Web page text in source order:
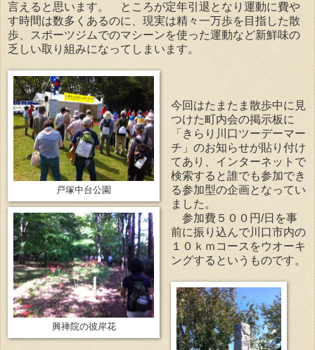
言えると思います。 ところが定年引退となり運動に費や
す時間は数多くあるのに、現実は精々一万歩を目指した散
歩、スポーツジムでのマシーンを使った運動など新鮮味の
乏しい取り組みになってしまいます。
戸塚中台公園
興禅院の彼岸花
今回はたまたま散歩中に見
つけた町内会の掲示板に
「きらり川口ツーデーマー
チ」のお知らせが貼り付け
てあり、インターネットで
検索すると誰でも参加でき
る参加型の企画となってい
ました。
参加費５００円/日を事
前に振り込んで川口市内の
１０ｋｍコースをウオーキ
ングするというものです。